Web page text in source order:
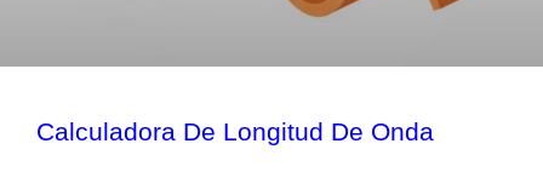
Calculadora De Longitud De Onda